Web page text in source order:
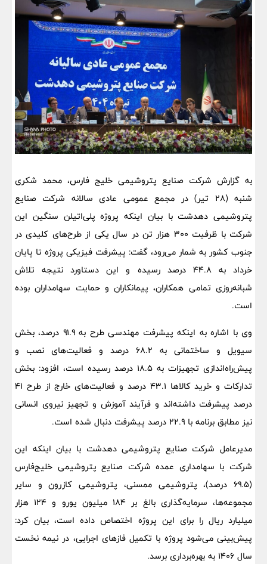
به گزارش شرکت صنایع پتروشیمی خلیج فارس، محمد شکری
شنبه (۲۸ تیر) در مجمع عمومی عادی سالانه شرکت صنایع
پتروشیمی دهدشت با بیان اینکه پروژه پلی‌اتیلن سنگین این
شرکت با ظرفیت ۳۰۰ هزار تن در سال یکی از طرح‌های کلیدی در
جنوب کشور به شمار می‌رود، گفت: پیشرفت فیزیکی پروژه تا پایان
خرداد به ۴۴.۸ درصد رسیده و این دستاورد نتیجه تلاش
شبانه‌روزی تمامی همکاران، پیمانکاران و حمایت سهامداران بوده
است.
وی با اشاره به اینکه پیشرفت مهندسی طرح به ۹۱.۹ درصد، بخش
سیویل و ساختمانی به ۶۸.۲ درصد و فعالیت‌های نصب و
پیش‌راه‌اندازی تجهیزات به ۱۸.۵ درصد رسیده است، افزود: بخش
تدارکات و خرید کالاها ۴۳.۱ درصد و فعالیت‌های خارج از طرح ۴۱
درصد پیشرفت داشته‌اند و فرآیند آموزش و تجهیز نیروی انسانی
نیز مطابق برنامه با ۲۲.۹ درصد پیشرفت دنبال شده است.
مدیرعامل شرکت صنایع پتروشیمی دهدشت با بیان اینکه این
شرکت با سهامداری عمده شرکت صنایع پتروشیمی خلیج‌فارس
(۶۹.۵ درصد)، پتروشیمی ممسنی، پتروشیمی کازرون و سایر
مجموعه‌ها، سرمایه‌گذاری بالغ بر ۱۸۴ میلیون یورو و ۱۲۴ هزار
میلیارد ریال را برای این پروژه اختصاص داده است، بیان کرد:
پیش‌بینی می‌شود پروژه با تکمیل فازهای اجرایی، در نیمه نخست
سال ۱۴۰۶ به بهره‌برداری برسد.